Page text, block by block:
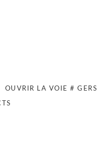
OUVRIR LA VOIE # GERS